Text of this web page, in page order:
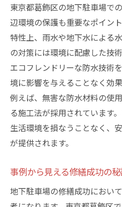
東京都葛飾区の地下駐車場で
辺環境の保護も重要なポイン
特性上、雨水や地下水による
の対策には環境に配慮した技
エコフレンドリーな防水技術
境に影響を与えることなく効
例えば、無害な防水材料の使
る施工法が採用されています
生活環境を損なうことなく、
が提供されます。
事例から見える修繕成功の
地下駐車場の修繕成功におい